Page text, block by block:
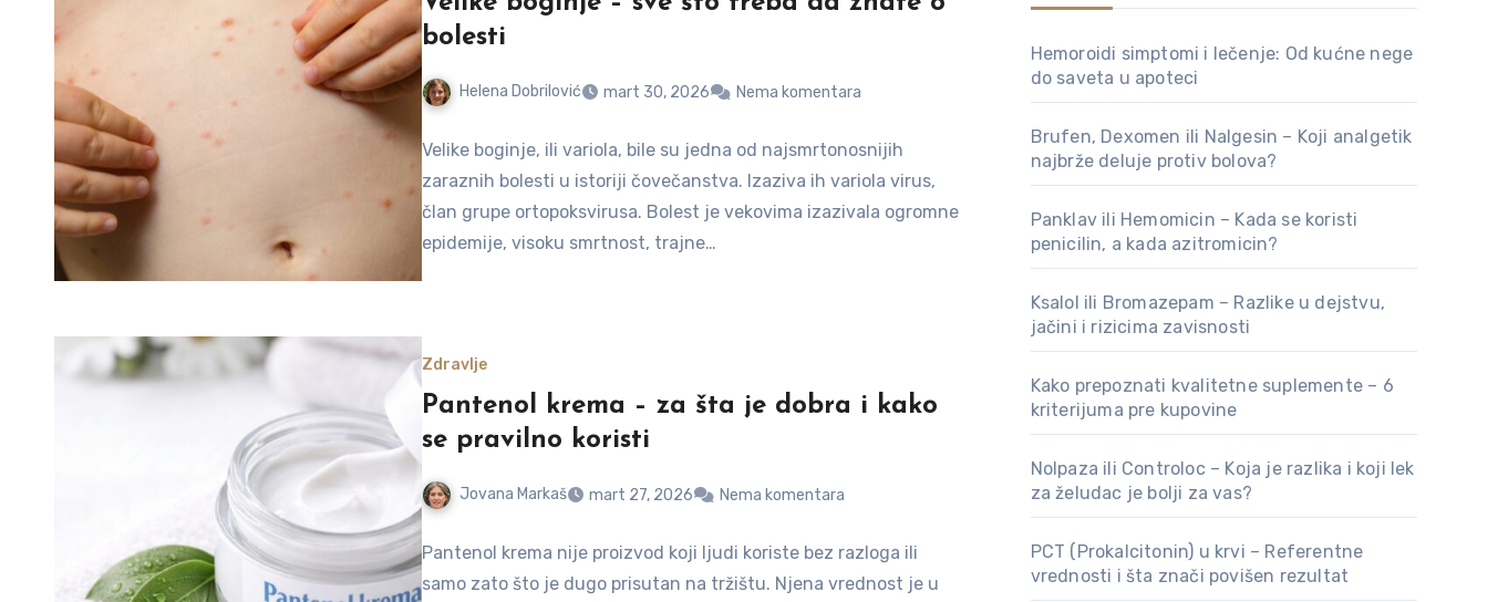
bolesti
Helena Dobrilović mart 30, 2026 Nema komentara
Velike boginje, ili variola, bile su jedna od najsmrtonosnijih
zaraznih bolesti u istoriji čovečanstva. Izaziva ih variola virus,
član grupe ortopoksvirusa. Bolest je vekovima izazivala ogromne
epidemije, visoku smrtnost, trajne…
Zdravlje
Pantenol krema – za šta je dobra i kako
se pravilno koristi
Jovana Markaš mart 27, 2026 Nema komentara
Pantenol krema nije proizvod koji ljudi koriste bez razloga ili
samo zato što je dugo prisutan na tržištu. Njena vrednost je u
Hemoroidi simptomi i lečenje: Od kućne nege
do saveta u apoteci
Brufen, Dexomen ili Nalgesin – Koji analgetik
najbrže deluje protiv bolova?
Panklav ili Hemomicin – Kada se koristi
penicilin, a kada azitromicin?
Ksalol ili Bromazepam – Razlike u dejstvu,
jačini i rizicima zavisnosti
Kako prepoznati kvalitetne suplemente – 6
kriterijuma pre kupovine
Nolpaza ili Controloc – Koja je razlika i koji lek
za želudac je bolji za vas?
PCT (Prokalcitonin) u krvi – Referentne
vrednosti i šta znači povišen rezultat